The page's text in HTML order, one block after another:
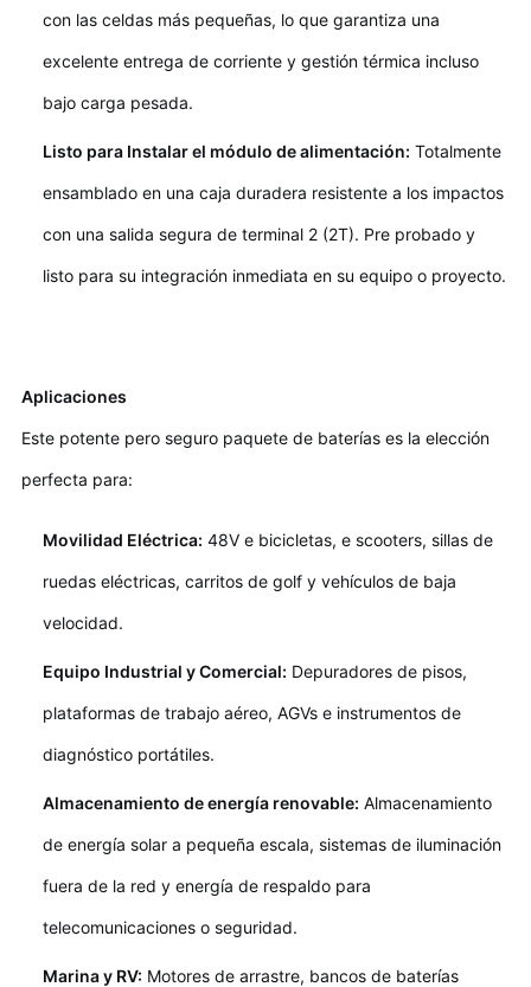
con las celdas más pequeñas, lo que garantiza una
excelente entrega de corriente y gestión térmica incluso
bajo carga pesada.
Listo para Instalar el módulo de alimentación: Totalmente
ensamblado en una caja duradera resistente a los impactos
con una salida segura de terminal 2 (2T). Pre probado y
listo para su integración inmediata en su equipo o proyecto.
Aplicaciones
Este potente pero seguro paquete de baterías es la elección
perfecta para:
Movilidad Eléctrica: 48V e bicicletas, e scooters, sillas de
ruedas eléctricas, carritos de golf y vehículos de baja
velocidad.
Equipo Industrial y Comercial: Depuradores de pisos,
plataformas de trabajo aéreo, AGVs e instrumentos de
diagnóstico portátiles.
Almacenamiento de energía renovable: Almacenamiento
de energía solar a pequeña escala, sistemas de iluminación
fuera de la red y energía de respaldo para
telecomunicaciones o seguridad.
Marina y RV: Motores de arrastre, bancos de baterías